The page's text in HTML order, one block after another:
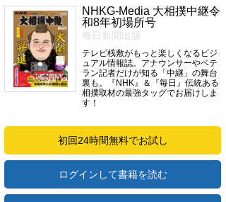
NHKG-Media 大相撲中継令
和8年初場所号
毎日新聞出版
テレビ桟敷がもっと楽しくなるビジ
ュアル情報誌。アナウンサーやベテ
ラン記者だけが知る「中継」の舞台
裏も。『NHK』＆『毎日』伝統ある
相撲取材の最強タッグでお届けしま
す！
初回24時間無料でお試し
ログインして書籍を読む